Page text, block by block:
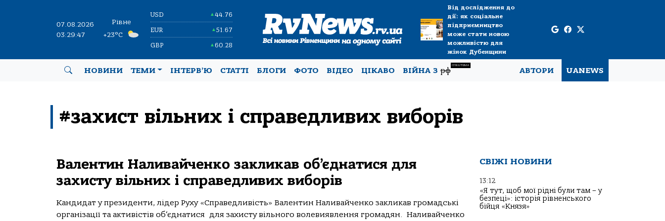
07.08.2026
03:29:47
Рівне
+23°C
USD ▲44.76
EUR ▲51.67
GBP ▲60.28
Від дослідження до
дії: як соціальне
підприємництво
може стати новою
можливістю для
жінок Дубенщини
НОВИНИ ТЕМИ ІНТЕРВ’Ю СТАТТІ БЛОГИ ФОТО ВІДЕО ЦІКАВО ВІЙНА Зрф
СПЕЦТЕМА
АВТОРИ UANEWS
#захист вільних і справедливих виборів
Валентин Наливайченко закликав об’єднатися для
захисту вільних і справедливих виборів
Кандидат у президенти, лідер Руху «Справедливість» Валентин Наливайченко закликав громадські
організації та активістів об‘єднатися для захисту вільного волевиявлення громадян. Наливайченко
СВІЖІ НОВИНИ
13:12
«Я тут, щоб мої рідні були там – у
безпеці»: історія рівненського
бійця «Князя»